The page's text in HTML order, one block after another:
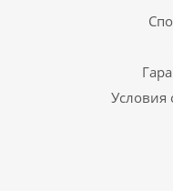
Условия